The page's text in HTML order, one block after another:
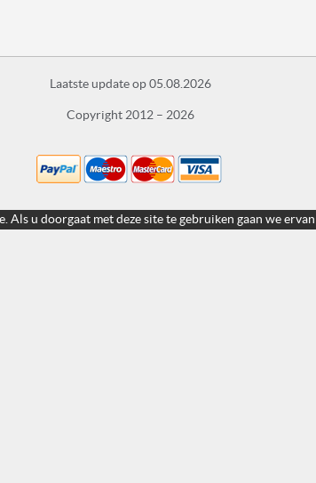
Laatste update op 05.08.2026
Copyright 2012 – 2026
u doorgaat met deze site te gebruiken gaan we